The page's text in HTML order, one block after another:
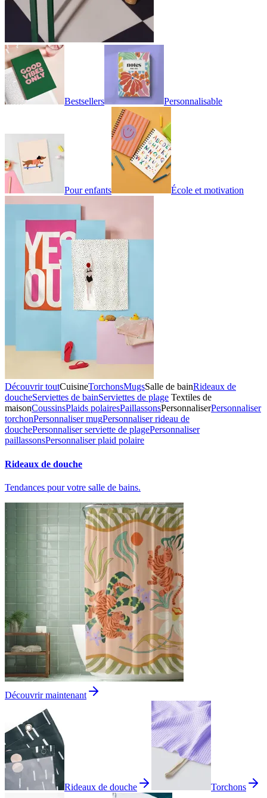
Bestsellers Personnalisable
Pour enfants École et motivation
Découvrir toutCuisineTorchonsMugsSalle de bainRideaux de
doucheServiettes de bainServiettes de plage Textiles de
maisonCoussinsPlaids polairesPaillassonsPersonnaliserPersonnaliser
torchonPersonnaliser mugPersonnaliser rideau de
douchePersonnaliser serviette de plagePersonnaliser
paillassonsPersonnaliser plaid polaire
Rideaux de douche
Tendances pour votre salle de bains.
Découvrir maintenant
Rideaux de douche Torchons